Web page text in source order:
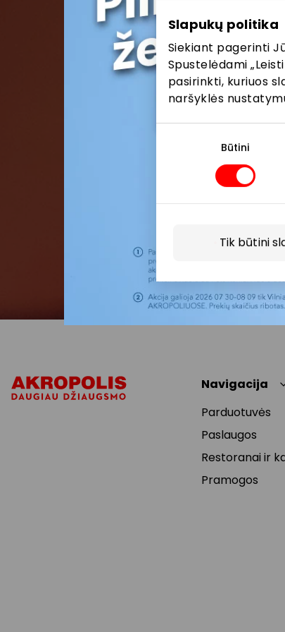
Slapukų politika
Siekiant pagerinti
Spustelėdami
pasirinkti, kuriuos
naršyklės
Būtini
Tik būtini
Navigacija
Parduotuvės
Paslaugos
Restoranai ir
Pramogos